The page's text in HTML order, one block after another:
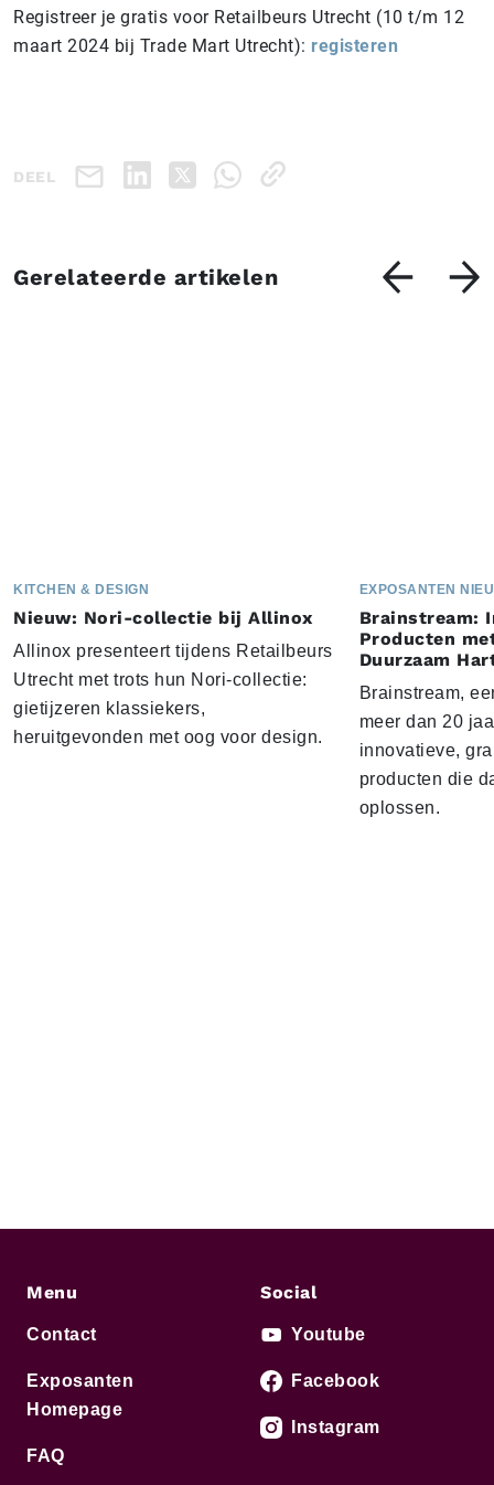
Registreer je gratis voor Retailbeurs Utrecht (10 t/m 12
maart 2024 bij Trade Mart Utrecht): registeren
DEEL
Gerelateerde artikelen
KITCHEN & DESIGN
Nieuw: Nori-collectie bij Allinox
Allinox presenteert tijdens Retailbeurs
Utrecht met trots hun Nori-collectie:
gietijzeren klassiekers,
heruitgevonden met oog voor design.
EXPOSANTEN
Brainstream:
Producten
Duurzaam
Brainstream,
meer dan 20
innovatieve,
producten die
oplossen.
Menu
Contact
Exposanten
Homepage
FAQ
Social
Youtube
Facebook
Instagram